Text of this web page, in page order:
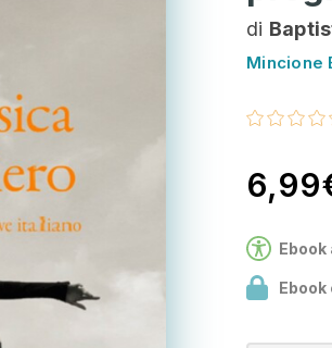
di
Mincione
Ebook